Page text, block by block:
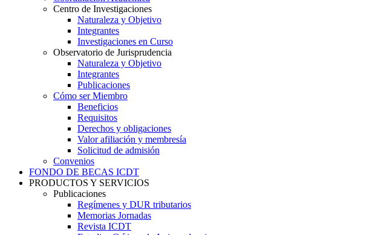
Centro de Investigaciones
Naturaleza y Objetivo
Integrantes
Investigaciones en Curso
Observatorio de Jurisprudencia
Naturaleza y Objetivo
Integrantes
Publicaciones
Cómo ser Miembro
Beneficios
Requisitos
Derechos y obligaciones
Valor afiliación y membresía​
Solicitud de admisión
Convenios
FONDO DE BECAS ICDT
PRODUCTOS Y SERVICIOS
Publicaciones
Regímenes y DUR tributarios
Memorias Jornadas
Revista ICDT